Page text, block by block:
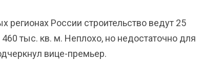
регионах России строительство ведут 25
тыс. кв. м. Неплохо, но недостаточно для
вице-премьер.